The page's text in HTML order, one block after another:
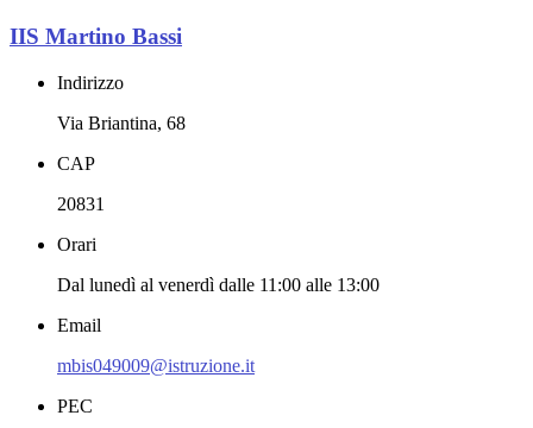
IIS Martino Bassi
Indirizzo
Via Briantina, 68
CAP
20831
Orari
Dal lunedì al venerdì dalle 11:00 alle 13:00
Email
mbis049009@istruzione.it
PEC